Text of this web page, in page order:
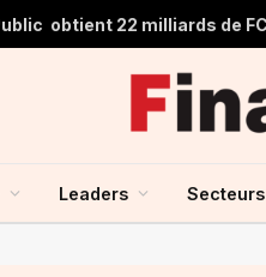
Leaders Secteurs